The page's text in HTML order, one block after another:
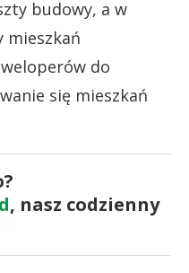
budowy, a w
mieszkań
do
się mieszkań
, nasz codzienny